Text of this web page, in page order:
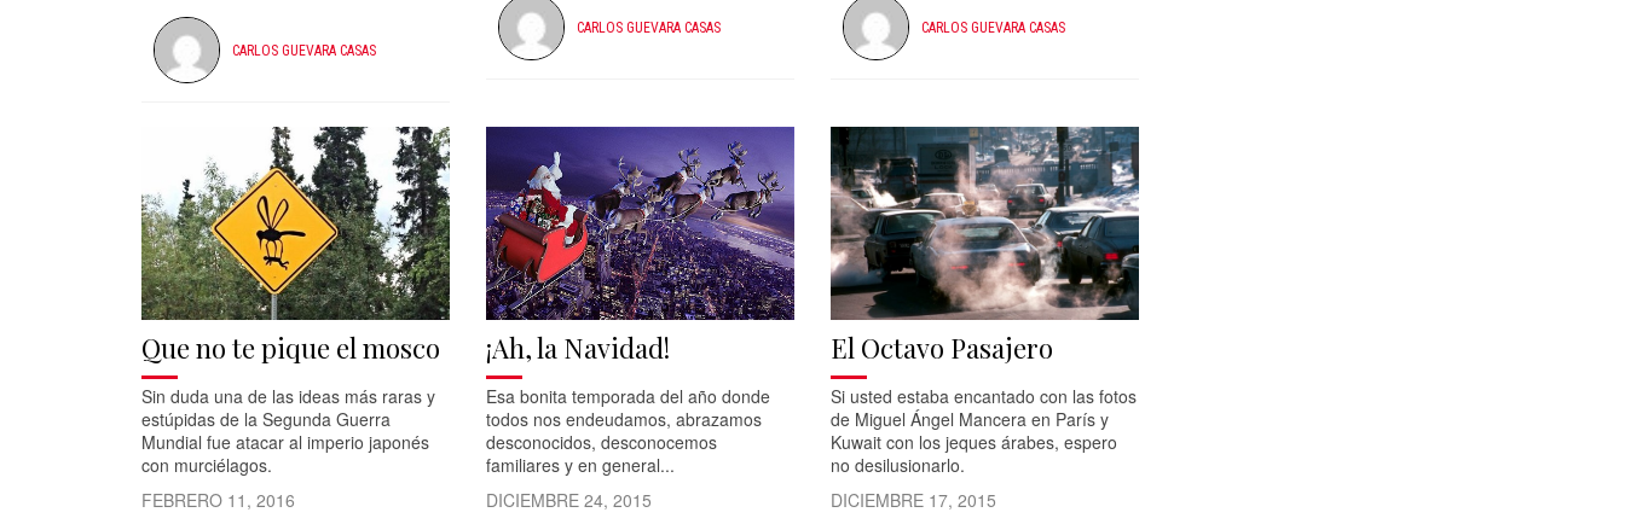
CARLOS GUEVARA CASAS
CARLOS GUEVARA CASAS CARLOS GUEVARA CASAS
Que no te pique el mosco
Sin duda una de las ideas más raras y
estúpidas de la Segunda Guerra
Mundial fue atacar al imperio japonés
con murciélagos.
FEBRERO 11, 2016
¡Ah, la Navidad!
Esa bonita temporada del año donde
todos nos endeudamos, abrazamos
desconocidos, desconocemos
familiares y en general...
DICIEMBRE 24, 2015
El Octavo Pasajero
Si usted estaba encantado con las fotos
de Miguel Ángel Mancera en París y
Kuwait con los jeques árabes, espero
no desilusionarlo.
DICIEMBRE 17, 2015